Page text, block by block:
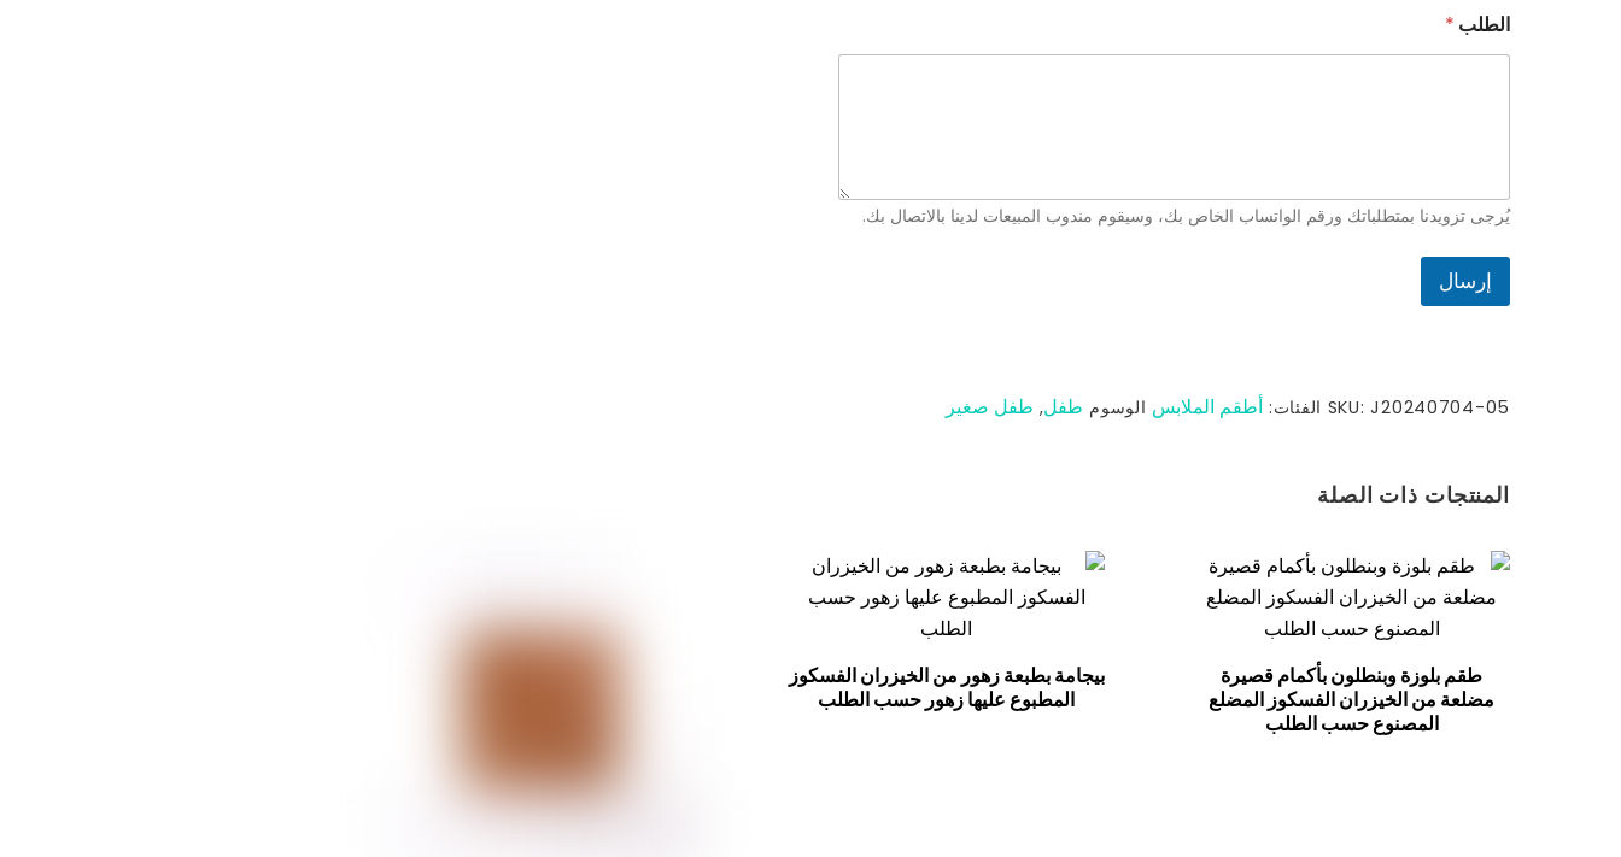
ا
ل
ب
إ
ل
ت
و
الطلب *
يُرجى تزويدنا بمتطلباتك ورقم الواتساب الخاص بك، وسيقوم مندوب المبيعات لدينا بالاتصال بك.
إرسال
SKU:J20240704-05 الفئات: أطقم الملابس الوسوم طفل, طفل صغير
المنتجات ذات الصلة
طقم بلوزة وبنطلون بأكمام قصيرة
مضلعة من الخيزران الفسكوز المضلع
المصنوع حسب الطلب
بيجامة بطبعة زهور من الخيزران الفسكوز
المطبوع عليها زهور حسب الطلب